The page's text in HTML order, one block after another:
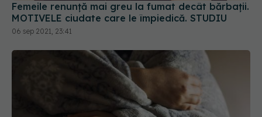
Femeile renunță mai greu la fumat decât bărbații.
MOTIVELE ciudate care le împiedică. STUDIU
06 sep 2021, 23:41